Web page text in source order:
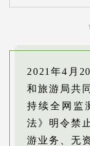
2021年4月
和旅游局共
持续全网监
法》明令禁
游业务、无